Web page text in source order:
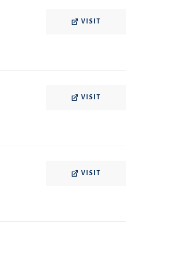
VISIT
VISIT
VISIT